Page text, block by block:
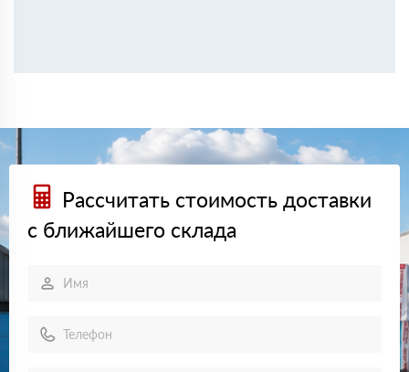
Рассчитать стоимость доставки
с ближайшего склада